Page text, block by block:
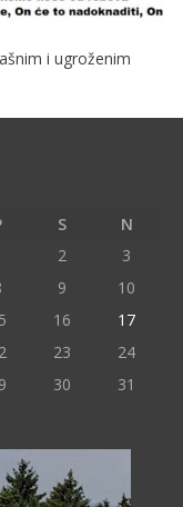
i ugroženim
S
N
2
3
9
10
16
17
23
24
30
31